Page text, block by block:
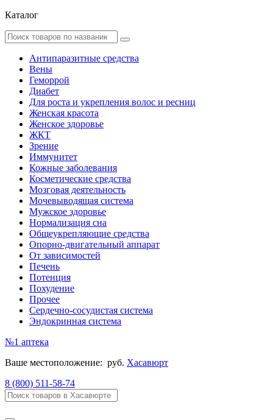
Каталог
Антипаразитные средства
Вены
Геморрой
Диабет
Для роста и укрепления волос и ресниц
Женская красота
Женское здоровье
ЖКТ
Зрение
Иммунитет
Кожные заболевания
Косметические средства
Мозговая деятельность
Мочевыводящая система
Мужское здоровье
Нормализация сна
Общеукрепляющие средства
Опорно-двигательный аппарат
От зависимостей
Печень
Потенция
Похудение
Прочее
Сердечно-сосудистая система
Эндокринная система
№1 аптека
Ваше местоположение: руб. Хасавюрт
8 (800) 511-58-74